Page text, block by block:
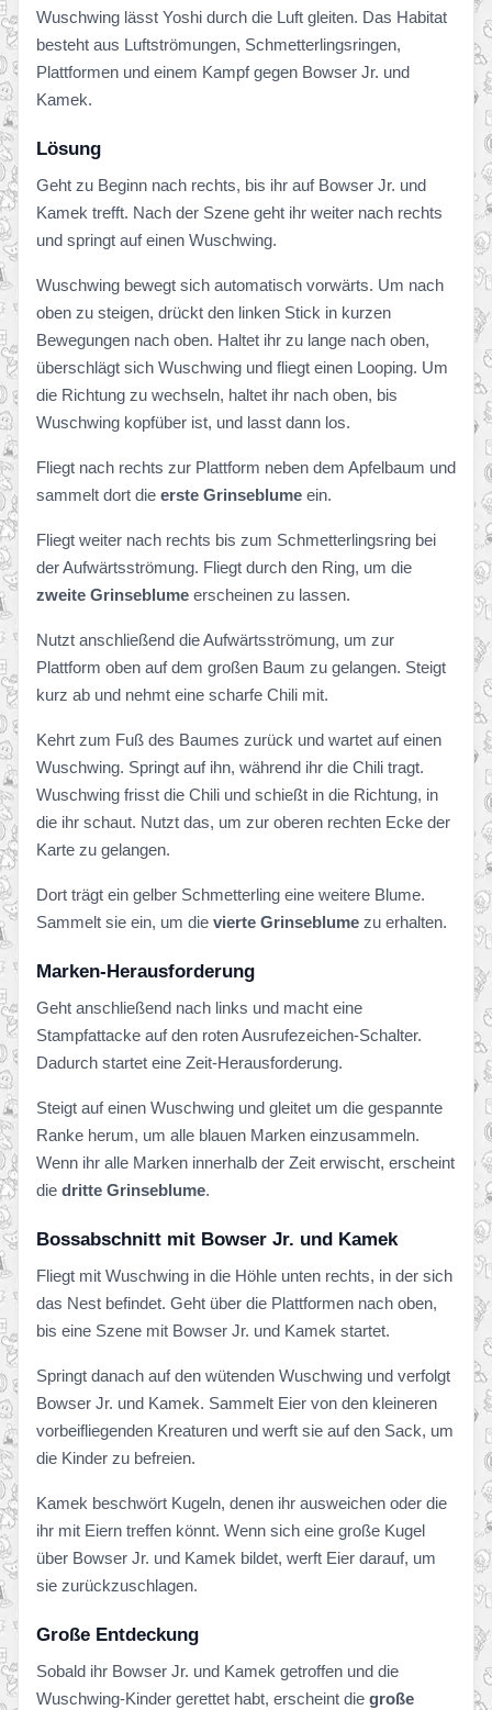
Wuschwing lässt Yoshi durch die Luft gleiten. Das Habitat
besteht aus Luftströmungen, Schmetterlingsringen,
Plattformen und einem Kampf gegen Bowser Jr. und
Kamek.
Lösung
Geht zu Beginn nach rechts, bis ihr auf Bowser Jr. und
Kamek trefft. Nach der Szene geht ihr weiter nach rechts
und springt auf einen Wuschwing.
Wuschwing bewegt sich automatisch vorwärts. Um nach
oben zu steigen, drückt den linken Stick in kurzen
Bewegungen nach oben. Haltet ihr zu lange nach oben,
überschlägt sich Wuschwing und fliegt einen Looping. Um
die Richtung zu wechseln, haltet ihr nach oben, bis
Wuschwing kopfüber ist, und lasst dann los.
Fliegt nach rechts zur Plattform neben dem Apfelbaum und
sammelt dort die erste Grinseblume ein.
Fliegt weiter nach rechts bis zum Schmetterlingsring bei
der Aufwärtsströmung. Fliegt durch den Ring, um die
zweite Grinseblume erscheinen zu lassen.
Nutzt anschließend die Aufwärtsströmung, um zur
Plattform oben auf dem großen Baum zu gelangen. Steigt
kurz ab und nehmt eine scharfe Chili mit.
Kehrt zum Fuß des Baumes zurück und wartet auf einen
Wuschwing. Springt auf ihn, während ihr die Chili tragt.
Wuschwing frisst die Chili und schießt in die Richtung, in
die ihr schaut. Nutzt das, um zur oberen rechten Ecke der
Karte zu gelangen.
Dort trägt ein gelber Schmetterling eine weitere Blume.
Sammelt sie ein, um die vierte Grinseblume zu erhalten.
Marken-Herausforderung
Geht anschließend nach links und macht eine
Stampfattacke auf den roten Ausrufezeichen-Schalter.
Dadurch startet eine Zeit-Herausforderung.
Steigt auf einen Wuschwing und gleitet um die gespannte
Ranke herum, um alle blauen Marken einzusammeln.
Wenn ihr alle Marken innerhalb der Zeit erwischt, erscheint
die dritte Grinseblume.
Bossabschnitt mit Bowser Jr. und Kamek
Fliegt mit Wuschwing in die Höhle unten rechts, in der sich
das Nest befindet. Geht über die Plattformen nach oben,
bis eine Szene mit Bowser Jr. und Kamek startet.
Springt danach auf den wütenden Wuschwing und verfolgt
Bowser Jr. und Kamek. Sammelt Eier von den kleineren
vorbeifliegenden Kreaturen und werft sie auf den Sack, um
die Kinder zu befreien.
Kamek beschwört Kugeln, denen ihr ausweichen oder die
ihr mit Eiern treffen könnt. Wenn sich eine große Kugel
über Bowser Jr. und Kamek bildet, werft Eier darauf, um
sie zurückzuschlagen.
Große Entdeckung
Sobald ihr Bowser Jr. und Kamek getroffen und die
Wuschwing-Kinder gerettet habt, erscheint die große